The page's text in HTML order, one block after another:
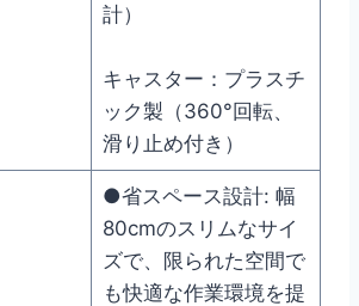
計）
キャスター：プラスチ
ック製（360°回転、
滑り止め付き）
●省スペース設計: 幅
80cmのスリムなサイ
ズで、限られた空間で
も快適な作業環境を提